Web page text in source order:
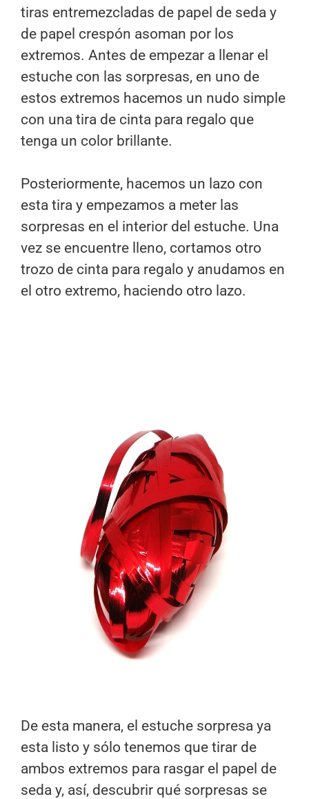
tiras entremezcladas de papel de seda y
de papel crespón asoman por los
extremos. Antes de empezar a llenar el
estuche con las sorpresas, en uno de
estos extremos hacemos un nudo simple
con una tira de cinta para regalo que
tenga un color brillante.
Posteriormente, hacemos un lazo con
esta tira y empezamos a meter las
sorpresas en el interior del estuche. Una
vez se encuentre lleno, cortamos otro
trozo de cinta para regalo y anudamos en
el otro extremo, haciendo otro lazo.
De esta manera, el estuche sorpresa ya
esta listo y sólo tenemos que tirar de
ambos extremos para rasgar el papel de
seda y, así, descubrir qué sorpresas se